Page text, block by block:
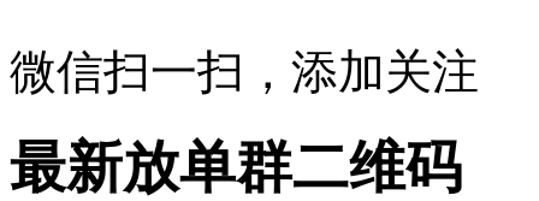
微信扫一扫，添加关注
最新放单群二维码